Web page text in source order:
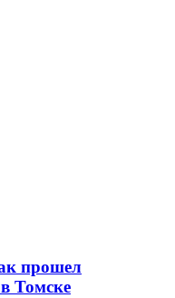
прошел
Томске